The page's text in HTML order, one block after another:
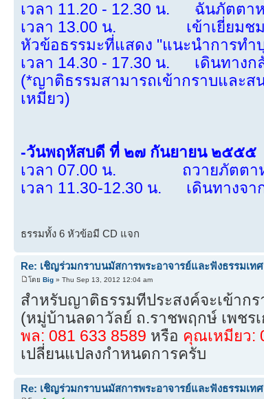
เวลา 11.20 - 12.30 น. ฉันภัตตาห
เวลา 13.00 น. เข้าเยี่ยมชม บริ
หัวข้อธรรมะที่แสดง "แนะนำการทำ
เวลา 14.30 - 17.30 น. เดินทางก
(*ญาติธรรมสามารถเข้ากราบและ
เหมียว)
-วันพฤหัสบดี ที่ ๒๗ กันยายน ๒๕๕๕
เวลา 07.00 น. ถวายภัตตาหา
เวลา 11.30-12.30 น. เดินทางจ
ธรรมทั้ง 6 หัวข้อมี CD แจก
Re: เชิญร่วมกราบนมัสการพระอาจารย์และฟังธรรมเ
โดย Big » Thu Sep 13, 2012 12:04 am
สำหรับญาติธรรมที่ประสงค์จะเข้า
(หมู่บ้านลดาวัลย์ ถ.ราชพฤกษ์ เพชร
พล: 081 633 8589 หรือ คุณเหมียว:
เปลี่ยนแปลงกำหนดการครับ
Re: เชิญร่วมกราบนมัสการพระอาจารย์และฟังธรรมเ